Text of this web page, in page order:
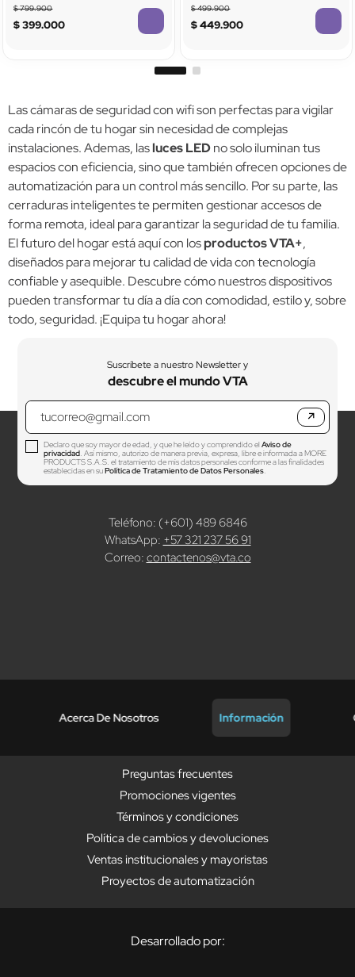
$799.900
$399.000
$499.900
$449.900
Las cámaras de seguridad con wifi son perfectas para vigilar
cada rincón de tu hogar sin necesidad de complejas
instalaciones. Ademas, lasluces LEDno solo iluminan tus
espacios con eficiencia, sino que también ofrecen opciones de
automatización para un control más sencillo. Por su parte, las
cerraduras inteligentes te permiten gestionar accesos de
forma remota, ideal para garantizar la seguridad de tu familia.
El futuro del hogar está aquí con losproductos VTA+,
diseñados para mejorar tu calidad de vida con tecnología
confiable y asequible. Descubre cómo nuestros dispositivos
pueden transformar tu día a día con comodidad, estilo y, sobre
todo, seguridad. ¡Equipa tu hogar ahora!
Suscríbete a nuestro Newsletter y
descubre el mundo VTA
↗
Declaro que soy mayor de edad, y que he leído y comprendido elAviso de
privacidad. Así mismo, autorizo de manera previa, expresa, libre e informada a MORE
PRODUCTS S.A.S. el tratamiento de mis datos personales conforme a las finalidades
establecidas en suPolítica de Tratamiento de Datos Personales.
Teléfono: (+601) 489 6846
WhatsApp: +57 321 237 56 91
Correo: contactenos@vta.co
Acerca De Nosotros Información
Preguntas frecuentes
Promociones vigentes
Términos y condiciones
Política de cambios y devoluciones
Ventas institucionales y mayoristas
Proyectos de automatización
Desarrollado por: